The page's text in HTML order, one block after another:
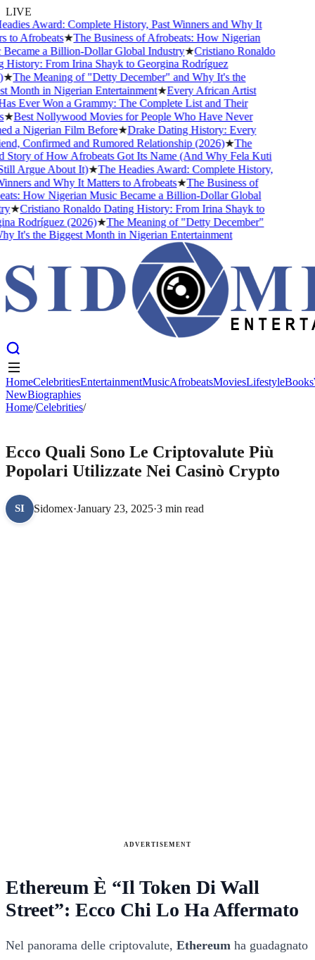
LIVE
Award: Complete History, Past Winners and Why It
Afrobeats★The Business of Afrobeats: How Nigerian
a Billion-Dollar Global Industry★Cristiano Ronaldo
From Irina Shayk to Georgina Rodríguez
The Meaning of "Detty December" and Why It's the
Month in Nigerian Entertainment★Every African Artist
Ever Won a Grammy: The Complete List and Their
Best Nollywood Movies for People Who Have Never
a Nigerian Film Before★Drake Dating History: Every
Confirmed and Rumored Relationship (2026)★The
of How Afrobeats Got Its Name (And Why Fela Kuti
Argue About It)★The Headies Award: Complete History,
and Why It Matters to Afrobeats★The Business of
How Nigerian Music Became a Billion-Dollar Global
★Cristiano Ronaldo Dating History: From Irina Shayk to
Rodríguez (2026)★The Meaning of "Detty December"
It's the Biggest Month in Nigerian Entertainment
HomeCelebritiesEntertainment
HomeCelebritiesEntertainmentMusicAfrobeatsMoviesLifestyleBooks
NewBiographies
Home/Celebrities/
Ecco Quali Sono Le Criptovalute Più
Popolari Utilizzate Nei Casinò Crypto
SI Sidomex·January 23, 2025·3 min read
ADVERTISEMENT
Ethereum È “Il Token Di Wall
Street”: Ecco Chi Lo Ha Affermato
Nel panorama delle criptovalute, Ethereum ha guadagnato